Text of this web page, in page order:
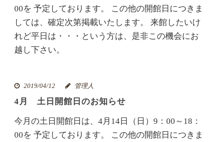
00を 予定しております。 この他の開館日につきま
しては、確定次第掲載いたします。 来館したいけ
れど平日は・・・という方は、是非この機会にお
越し下さい。
2019/04/12 管理人
4月 土日開館日のお知らせ
今月の土日開館日は、4月14日（日）9：00～18：
00を 予定しております。 この他の開館日につきま